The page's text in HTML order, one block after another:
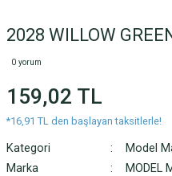
2028 WILLOW
0 yorum
159,02 TL
*16,91 TL den başlayan taksitlerle!
Kategori
Model
Marka
MODEL